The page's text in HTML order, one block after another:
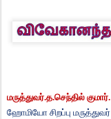
மருத்துவர்.த.செந்தில் குமார்.
ஹோமியோ சிறப்பு மருத்துவர்